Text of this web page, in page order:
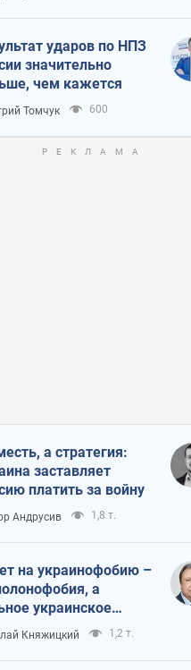
ударов по НПЗ
значительно
чем кажется
Томчук 600
а стратегия:
заставляет
платить за войну
Андрусив 1,8 т.
на украинофобию –
а
украинское
Княжицкий 1,2 т.